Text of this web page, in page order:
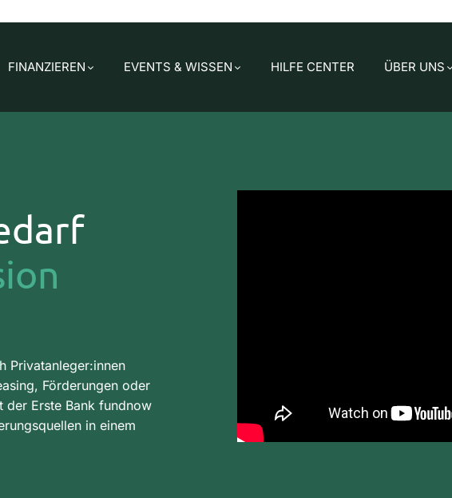
FINANZIEREN EVENTS & WISSEN HILFE CENTER ÜBER UNS
Privatanleger:innen
Förderungen oder
der Erste Bank fundnow
in einem